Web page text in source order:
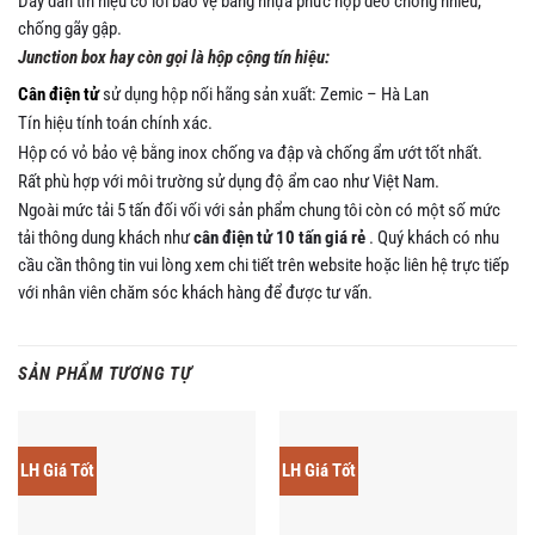
chống gãy gập.
Junction box hay còn gọi là hộp cộng tín hiệu:
Cân điện tửsử dụng hộp nối hãng sản xuất: Zemic – Hà Lan
Tín hiệu tính toán chính xác.
Hộp có vỏ bảo vệ bằng inox chống va đập và chống ẩm ướt tốt nhất.
Rất phù hợp với môi trường sử dụng độ ẩm cao như Việt Nam.
Ngoài mức tải 5 tấn đối vối với sản phẩm chung tôi còn có một số mức
tải thông dung khách nhưcân điện tử 10 tấn giá rẻ . Quý khách có nhu
cầu cần thông tin vui lòng xem chi tiết trên website hoặc liên hệ trực tiếp
với nhân viên chăm sóc khách hàng để được tư vấn.
SẢN PHẨM TƯƠNG TỰ
LH Giá Tốt LH Giá Tốt